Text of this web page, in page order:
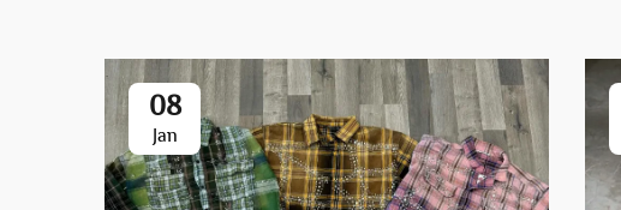
08
Jan